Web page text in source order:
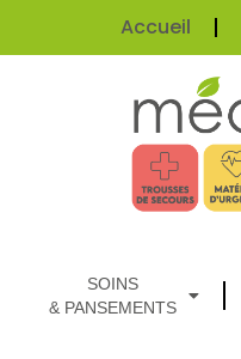
Accueil
SOINS
& PANSEMENTS